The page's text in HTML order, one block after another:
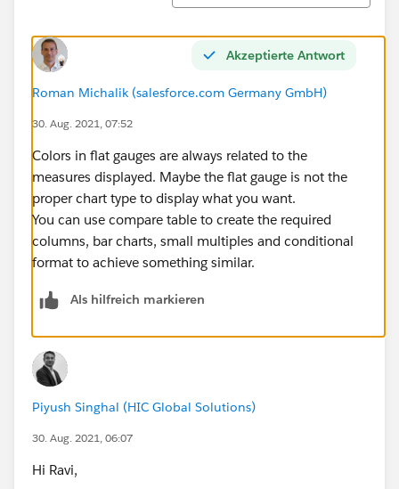
Akzeptierte Antwort
Roman Michalik (salesforce.com Germany GmbH)
30. Aug. 2021, 07:52
Colors in flat gauges are always related to the
measures displayed. Maybe the flat gauge is not the
proper chart type to display what you want.
You can use compare table to create the required
columns, bar charts, small multiples and conditional
format to achieve something similar.
Als hilfreich markieren
Piyush Singhal (HIC Global Solutions)
30. Aug. 2021, 06:07
Hi Ravi,